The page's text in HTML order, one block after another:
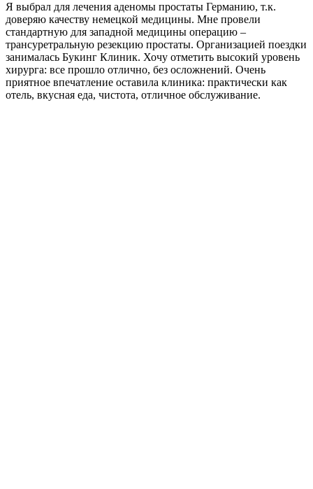
Я выбрал для лечения аденомы простаты Германию, т.к.
доверяю качеству немецкой медицины. Мне провели
стандартную для западной медицины операцию –
трансуретральную резекцию простаты. Организацией поездки
занималась Букинг Клиник. Хочу отметить высокий уровень
хирурга: все прошло отлично, без осложнений. Очень
приятное впечатление оставила клиника: практически как
отель, вкусная еда, чистота, отличное обслуживание.